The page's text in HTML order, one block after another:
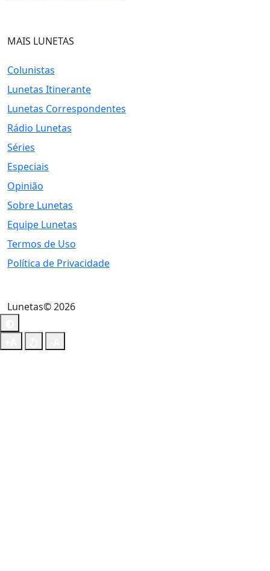
MAIS LUNETAS
Colunistas
Lunetas Itinerante
Lunetas Correspondentes
Rádio Lunetas
Séries
Especiais
Opinião
Sobre Lunetas
Equipe Lunetas
Termos de Uso
Política de Privacidade
Lunetas© 2026